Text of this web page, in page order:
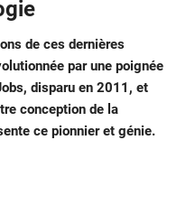
de ces dernières
par une poignée
disparu en 2011, et
conception de la
ce pionnier et génie.